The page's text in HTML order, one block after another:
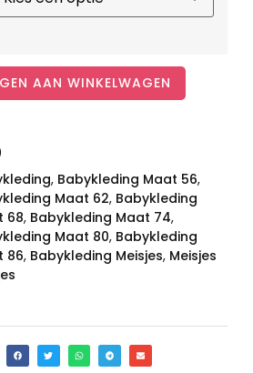
AAN WINKELWAGEN
, Babykleding Maat 56,
Maat 62, Babykleding
68, Babykleding Maat 74,
Maat 80, Babykleding
86, Babykleding Meisjes, Meisjes